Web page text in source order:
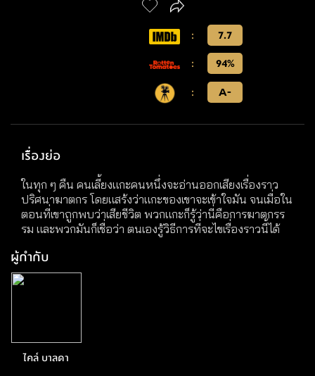
:
7.7
:
94%
:
A-
เรื่องย่อ
ในทุก ๆ คืน คนเลี้ยงแกะคนหนึ่งจะอ่านออกเสียงเรื่องราว
ปริศนาฆาตกร โดยแสร้งว่าแกะของเขาจะเข้าใจมัน จนเมื่อใน
ตอนที่เขาถูกพบว่าเสียชีวิต พวกแกะก็รู้ว่านี่คือการฆาตกรร
รม และพวกมันก็เชื่อว่า ตนเองรู้วิธีการที่จะไขเรื่องราวนี้ได้
ผู้กำกับ
ไคล์ บาลดา